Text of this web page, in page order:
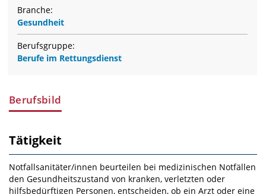
Branche:
Gesundheit
Berufsgruppe:
Berufe im Rettungsdienst
Berufsbild
Tätigkeit
Notfallsanitäter/innen beurteilen bei medizinischen Notfällen
den Gesundheitszustand von kranken, verletzten oder
hilfsbedürftigen Personen, entscheiden, ob ein Arzt oder eine